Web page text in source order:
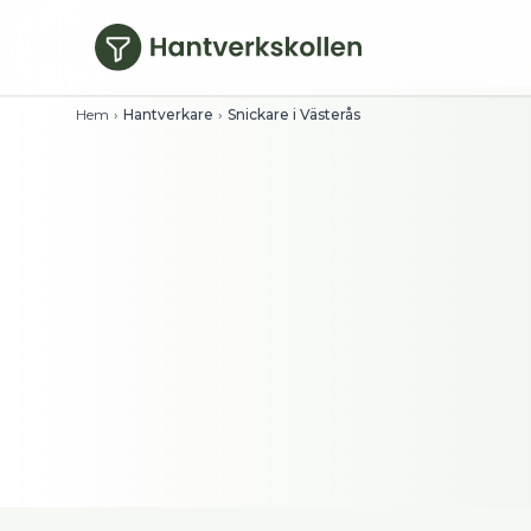
Hoppa till huvudinnehåll
Hem › Hantverkare › Snickare i Västerås